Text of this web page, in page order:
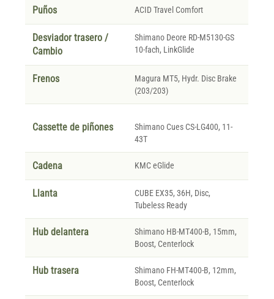
Puños ACID Travel Comfort
Desviador trasero /
Cambio
Shimano Deore RD-M5130-GS
10-fach, LinkGlide
Frenos
Magura MT5, Hydr. Disc Brake
(203/203)
Cassette de piñones
Shimano Cues CS-LG400, 11-
43T
Cadena KMC eGlide
Llanta
CUBE EX35, 36H, Disc,
Tubeless Ready
Hub delantera
Shimano HB-MT400-B, 15mm,
Boost, Centerlock
Hub trasera
Shimano FH-MT400-B, 12mm,
Boost, Centerlock